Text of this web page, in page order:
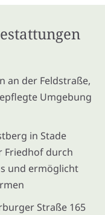
an der Feldstraße,
Umgebung
in Stade
Friedhof durch
und ermöglicht
Straße 165